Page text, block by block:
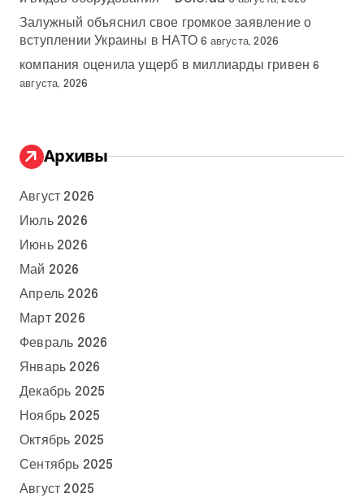
Залужный объяснил свое громкое заявление о
вступлении Украины в НАТО 6 августа, 2026
компания оценила ущерб в миллиарды гривен 6
августа, 2026
Архивы
Август 2026
Июль 2026
Июнь 2026
Май 2026
Апрель 2026
Март 2026
Февраль 2026
Январь 2026
Декабрь 2025
Ноябрь 2025
Октябрь 2025
Сентябрь 2025
Август 2025